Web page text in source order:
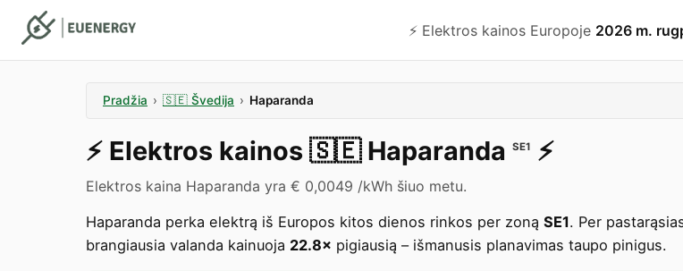
⚡️ Elektros kainos Europoje 2026 m.
Pradžia › 🇸🇪 Švedija › Haparanda
⚡️ Elektros kainos 🇸🇪 Haparanda SE1 ⚡️
Elektros kaina Haparanda yra € 0,0049 /kWh šiuo metu.
Haparanda perka elektrą iš Europos kitos dienos rinkos per zoną SE1. Per
brangiausia valanda kainuoja 22.8× pigiausią – išmanusis planavimas taupo pinigus.